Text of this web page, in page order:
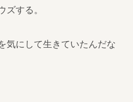
ズする。
気にして生きていたんだな